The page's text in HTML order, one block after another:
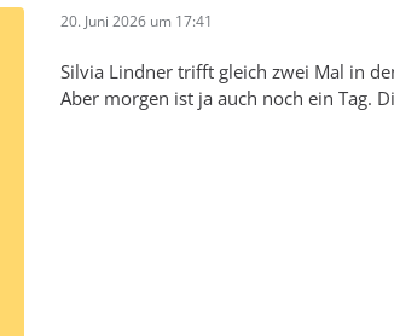
20. Juni 2026 um 17:41
Silvia Lindner trifft gleich zwei Mal in
Aber morgen ist ja auch noch ein Tag.